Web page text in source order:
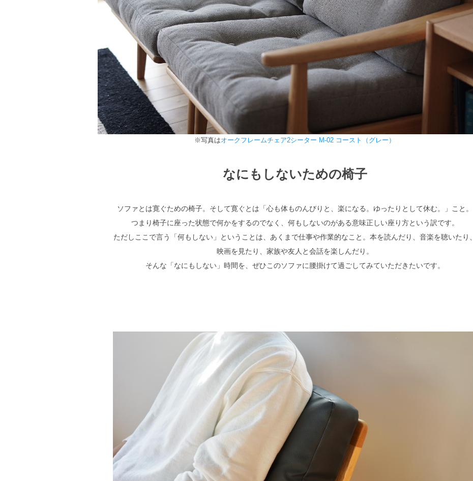
※写真はオークフレームチェア2シーター M-02 コースト（グレー）
なにもしないための椅子
ソファとは寛ぐための椅子。そして寛ぐとは「心も体ものんびりと、楽になる。ゆったりとして休む。」こと。
つまり椅子に座った状態で何かをするのでなく、何もしないのがある意味正しい座り方という訳です。
ただしここで言う「何もしない」ということは、あくまで仕事や作業的なこと。本を読んだり、音楽を聴いたり、
映画を見たり、家族や友人と会話を楽しんだり。
そんな「なにもしない」時間を、ぜひこのソファに腰掛けて過ごしてみていただきたいです。